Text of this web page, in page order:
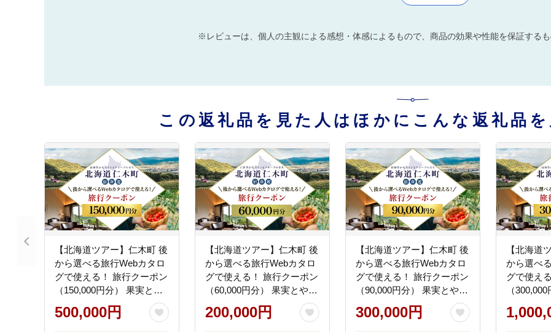
※レビューは、個人の主観による感想・体感によるもので、商品の効果や性能を保証するも
この返礼品を見た人はほかにこんな返礼品を
【北海道ツアー】仁木町 後
から選べる旅行Webカタロ
グで使える！ 旅行クーポン
（150,000円分） 果実とや
すらぎの里 仁木町ステイを
満喫！ 旅行券 宿泊券 飲食
500,000円
【北海道ツアー】仁木町 後
から選べる旅行Webカタロ
グで使える！ 旅行クーポン
（60,000円分） 果実とやす
らぎの里 仁木町ステイを満
喫！ 旅行券 宿泊券 飲食券
200,000円
【北海道ツアー】仁木町 後
から選べる旅行Webカタロ
グで使える！ 旅行クーポン
（90,000円分） 果実とやす
らぎの里 仁木町ステイを満
喫！ 旅行券 宿泊券 飲食券
300,000円
【北海道
から選べ
グで使え
（
すらぎの
満喫！ 旅